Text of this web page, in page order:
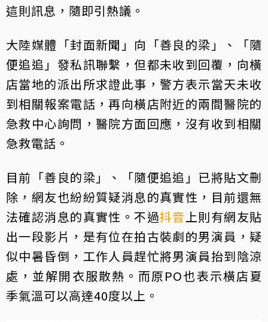
這則訊息，隨即引熱議。
大陸媒體「封面新聞」向「善良的梁」、「隨
便追追」發私訊聯繫，但都未收到回覆，向橫
店當地的派出所求證此事，警方表示當天未收
到相關報案電話，再向橫店附近的兩間醫院的
急救中心詢問，醫院方面回應，沒有收到相關
急救電話。
目前「善良的梁」、「隨便追追」已將貼文刪
除，網友也紛紛質疑消息的真實性，目前還無
法確認消息的真實性。不過抖音 上則有網友貼
出一段影片，是有位在拍古裝劇的男演員，疑
似中暑昏倒，工作人員趕忙將男演員抬到陰涼
處，並解開衣服散熱。而原PO也表示橫店夏
季氣溫可以高達40度以上。